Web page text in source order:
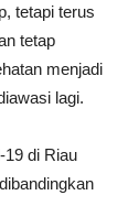
tetapi terus
tetap
menjadi
lagi.
19 di Riau